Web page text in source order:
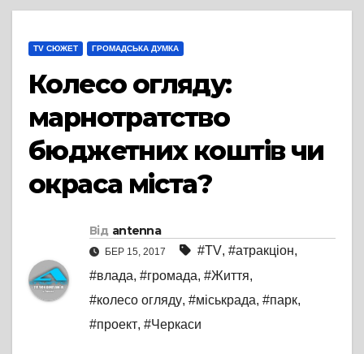
TV СЮЖЕТ ГРОМАДСЬКА ДУМКА
Колесо огляду:
марнотратство
бюджетних коштів чи
окраса міста?
Від antenna
БЕР 15, 2017 #TV, #атракціон,
#влада, #громада, #Життя,
#колесо огляду, #міськрада, #парк,
#проект, #Черкаси